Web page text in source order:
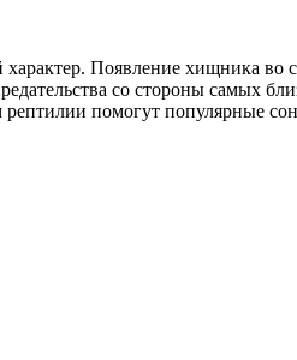
Появление хищника во
со стороны самых
рептилии помогут популярные